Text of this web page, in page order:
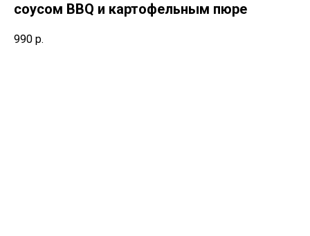
соусом BBQ и картофельным пюре
990 р.